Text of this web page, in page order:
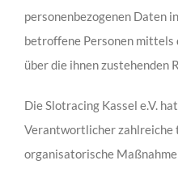
personenbezogenen Daten
betroffene Personen
über die ihnen zustehenden
Die Slotracing Kassel e.V.
Verantwortlicher zahlreiche
organisatorische